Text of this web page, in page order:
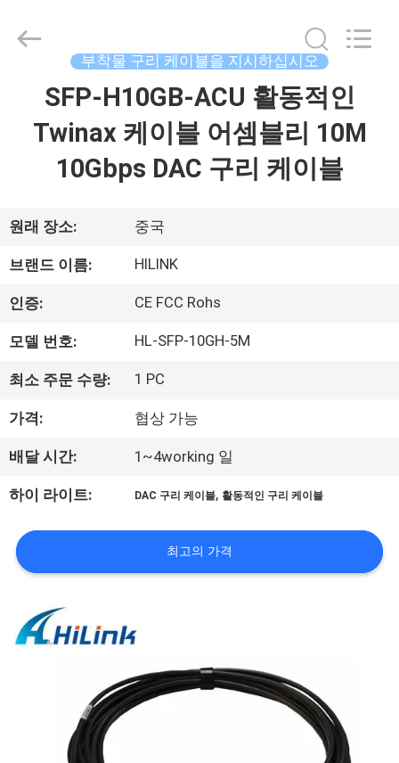
우
리
에
것
공
장
투
2017
Technology
Reserved.
부착물 구리 케이블을 지시하십시오
SFP-H10GB-ACU 활동적인
Twinax 케이블 어셈블리 10M
10Gbps DAC 구리 케이블
원래 장소: 중국
브랜드 이름: HILINK
인증: CE FCC Rohs
모델 번호: HL-SFP-10GH-5M
최소 주문 수량: 1 PC
가격: 협상 가능
배달 시간: 1~4working 일
하이 라이트: DAC 구리 케이블,활동적인 구리 케이블
최고의 가격